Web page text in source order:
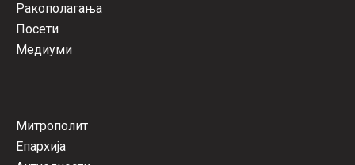
Ракополагања
Посети
Медиуми
Митрополит
Епархија